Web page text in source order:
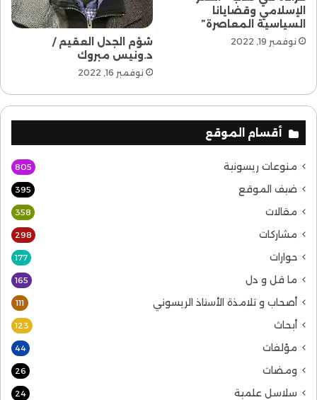
الإسلامي وقضايانا
السياسية المعاصرة”
نوفمبر 19, 2022
شؤم الجدل العقيم /
د.ونيس مبروك
نوفمبر 16, 2022
أقسام الموقع
منوعات ريسونية 805
ضيف الموقع 395
مقالات 358
مشاركات 298
حوارات 177
ما قل و دل 165
أصحاب و تلامذة الأستاذ الريسوني 111
أبحاث 123
مؤلفات 44
ومضات 26
سلاسل علمية 24